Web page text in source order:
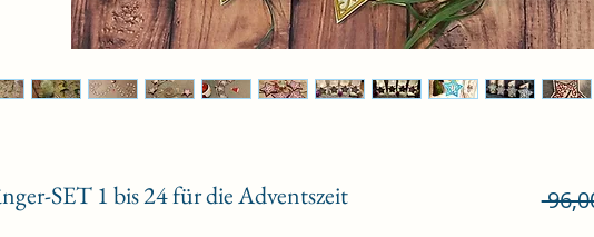
SET 1 bis 24 für die Adventszeit